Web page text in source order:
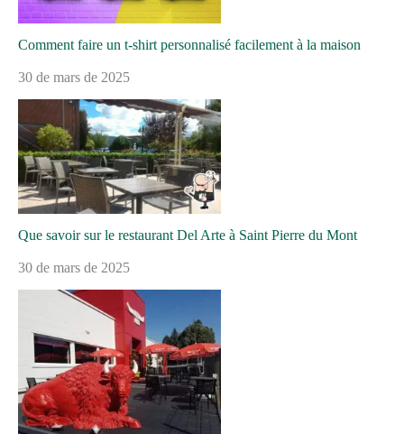
Comment faire un t-shirt personnalisé facilement à la maison
30 de mars de 2025
Que savoir sur le restaurant Del Arte à Saint Pierre du Mont
30 de mars de 2025